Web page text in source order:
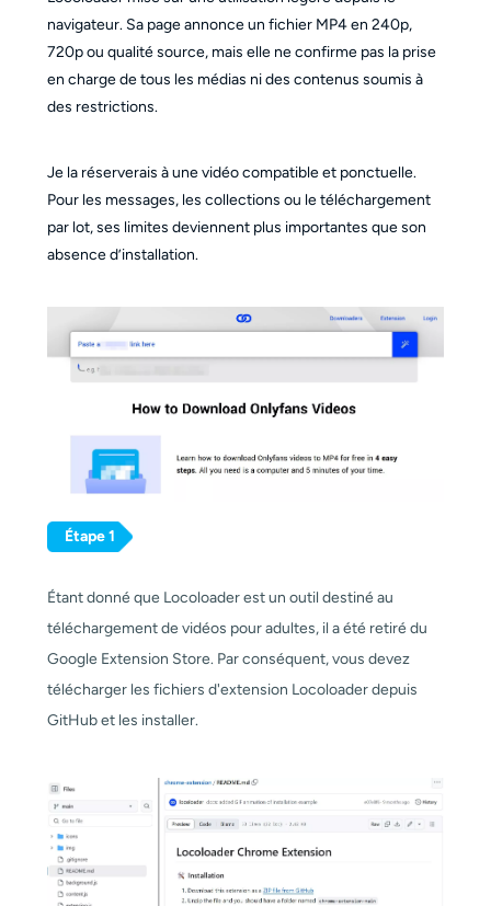
navigateur. Sa page annonce un fichier MP4 en 240p,
720p ou qualité source, mais elle ne confirme pas la prise
en charge de tous les médias ni des contenus soumis à
des restrictions.
Je la réserverais à une vidéo compatible et ponctuelle.
Pour les messages, les collections ou le téléchargement
par lot, ses limites deviennent plus importantes que son
absence d’installation.
Étape 1
Étant donné que Locoloader est un outil destiné au
téléchargement de vidéos pour adultes, il a été retiré du
Google Extension Store. Par conséquent, vous devez
télécharger les fichiers d'extension Locoloader depuis
GitHub et les installer.